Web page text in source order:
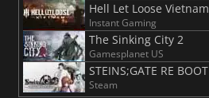
Hell Let Loose Vietnam
Instant Gaming
The Sinking City 2
Gamesplanet US
STEINS;GATE RE BOOT
Steam